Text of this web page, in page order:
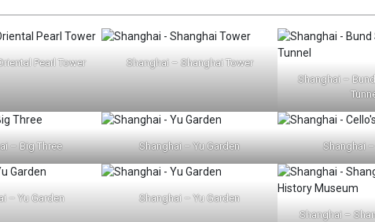
Pearl Tower
Shanghai – Shanghai Tower
Shanghai –
– Big Three Shanghai – Yu Garden Shanghai –
– Yu Garden
Shanghai – Yu Garden
Shanghai –